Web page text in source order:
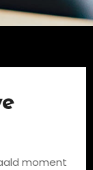
moment